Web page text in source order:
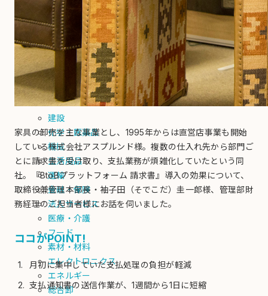
請求書（発行）
請求書（受取）
通知書
AI-OCR
郵送代行
掛売決済
業種
建設
化学・医薬品
機械
生活用品
運輸
金融・保険
法人サービス
医療・介護
フード
素材・材料
エレクトロニクス
エネルギー
総合卸
家具の卸売を主な事業とし、1995年からは直営店事業も開始
している株式会社アスプルンド様。複数の仕入れ先から部門ご
とに請求書を受け取り、支払業務が煩雑化していたという同
社。『BtoBプラットフォーム 請求書』導入の効果について、
取締役兼管理本部長・袖子田（そでこだ）圭一郎様、管理部財
務経理のご担当者様にお話を伺いました。
ココがPOINT!
月初に集中していた支払処理の負担が軽減
支払通知書の送信作業が、1週間から1日に短縮